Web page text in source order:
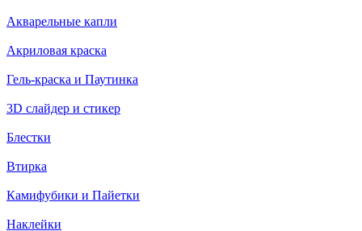
Акварельные капли
Акриловая краска
Гель-краска и Паутинка
3D слайдер и стикер
Блестки
Втирка
Камифубики и Пайетки
Наклейки